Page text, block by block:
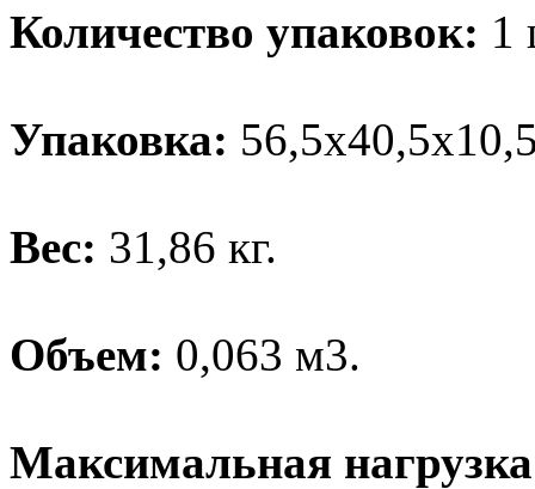
Количество упаковок: 1
Упаковка:
Вес: 31,86 кг.
Объем: 0,063 м3.
Максимальная